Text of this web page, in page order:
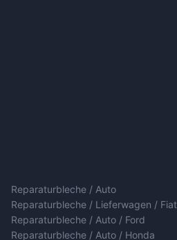
Reparaturbleche / Auto
Reparaturbleche / Lieferwagen / Fiat
Reparaturbleche / Auto / Ford
Reparaturbleche / Auto / Honda